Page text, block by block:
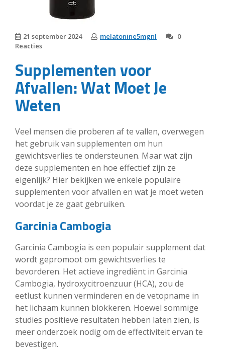
21 september 2024 melatonine5mgnl
0
Reacties
Supplementen voor
Afvallen: Wat Moet Je
Weten
Veel mensen die proberen af te vallen, overwegen
het gebruik van supplementen om hun
gewichtsverlies te ondersteunen. Maar wat zijn
deze supplementen en hoe effectief zijn ze
eigenlijk? Hier bekijken we enkele populaire
supplementen voor afvallen en wat je moet weten
voordat je ze gaat gebruiken.
Garcinia Cambogia
Garcinia Cambogia is een populair supplement dat
wordt gepromoot om gewichtsverlies te
bevorderen. Het actieve ingrediënt in Garcinia
Cambogia, hydroxycitroenzuur (HCA), zou de
eetlust kunnen verminderen en de vetopname in
het lichaam kunnen blokkeren. Hoewel sommige
studies positieve resultaten hebben laten zien, is
meer onderzoek nodig om de effectiviteit ervan te
bevestigen.